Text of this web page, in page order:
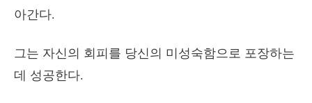
아간다.
그는 자신의 회피를 당신의 미성숙함으로 포장하는
데 성공한다.